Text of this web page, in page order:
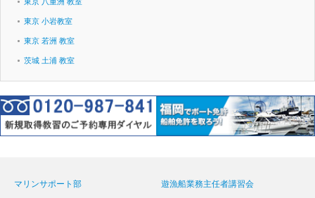
東京 小岩教室
東京 若洲 教室
茨城 土浦 教室
マリンサポート部
遊漁船業務主任者講習会